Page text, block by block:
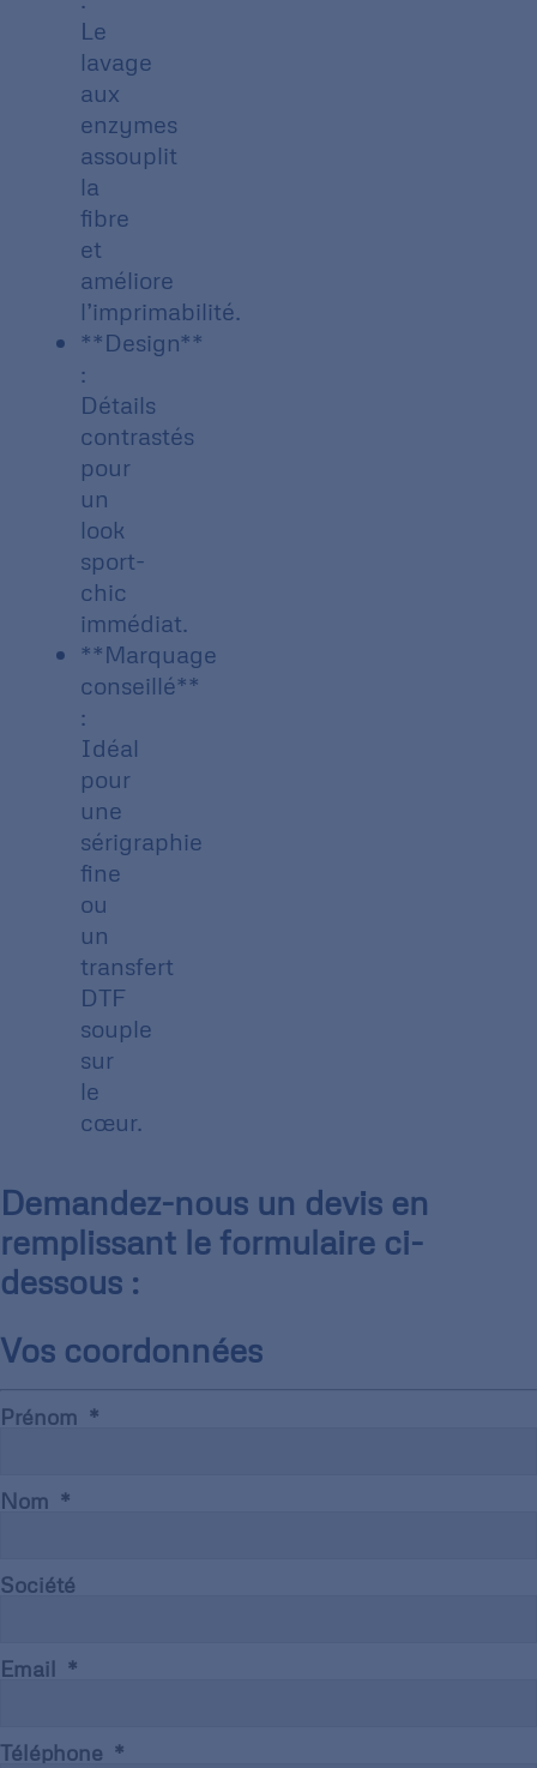
Le
lavage
aux
enzymes
assouplit
la
fibre
et
améliore
l’imprimabilité.
**Design**
:
Détails
contrastés
pour
un
look
sport-
chic
immédiat.
**Marquage
conseillé**
:
Idéal
pour
une
sérigraphie
fine
ou
un
transfert
DTF
souple
sur
le
cœur.
Demandez-nous un devis en
remplissant le formulaire ci-
dessous :
Vos coordonnées
Prénom
Nom
Société
Email
Téléphone